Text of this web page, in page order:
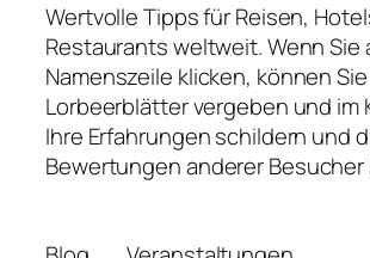
Wertvolle Tipps für Reisen,
Restaurants weltweit. Wenn Sie
Namenszeile klicken, können Sie
Lorbeerblätter vergeben und im
Ihre Erfahrungen schildern und
Bewertungen anderer Besucher